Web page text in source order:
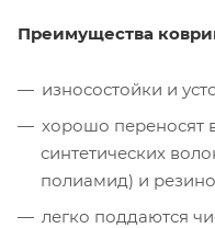
Преимущества
износостойки и
хорошо переносят
синтетических
полиамид) и
легко поддаются